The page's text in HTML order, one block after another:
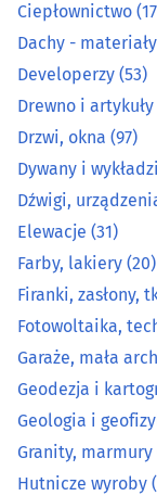
Dźwigi,
Elewacje(31)
Farby, lakiery(20)
Firanki, zasłony,
Fotowoltaika,
Garaże, mała
Geodezja i
Granity, marmury
Ciepłownictwo
Dachy -
Developerzy (53)
Drewno i
Drzwi, okna (97)
Dywany i
Dźwigi,
Elewacje (31)
Farby, lakiery (20)
Firanki, zasłony,
Fotowoltaika,
Garaże, mała
Geodezja i
Geologia i
Granity, marmury
Hutnicze wyroby